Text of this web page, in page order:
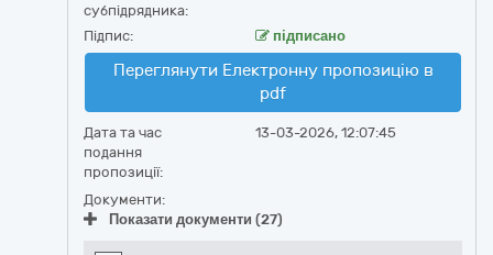
субпідрядника:
Підпис: підписано
Переглянути Електронну пропозицію в
pdf
Дата та час
подання
пропозиції:
13-03-2026, 12:07:45
Документи:
Показати документи (27)